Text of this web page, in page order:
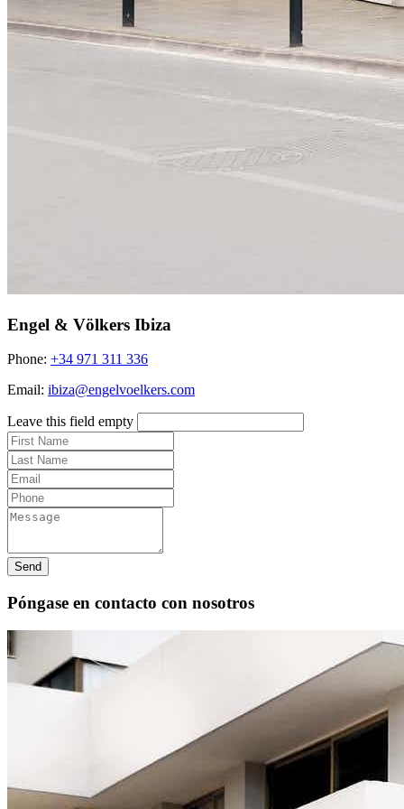
Engel & Völkers Ibiza
Phone: +34 971 311 336
Email: ibiza@engelvoelkers.com
Leave this field empty
Send
Póngase en contacto con nosotros